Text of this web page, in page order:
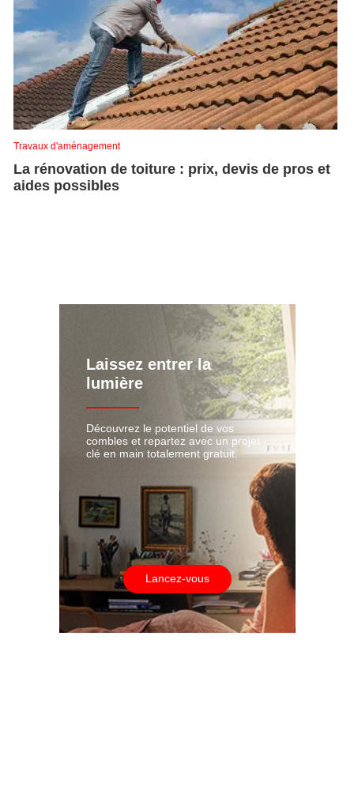
Travaux d'aménagement
La rénovation de toiture : prix, devis de pros et
aides possibles
Laissez entrer la
lumière
Découvrez le potentiel de vos
combles et repartez avec un projet
clé en main totalement gratuit.
Lancez-vous